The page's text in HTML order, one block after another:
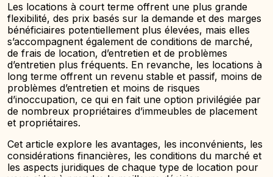
Les locations à court terme offrent une plus grande
flexibilité, des prix basés sur la demande et des marges
bénéficiaires potentiellement plus élevées, mais elles
s’accompagnent également de conditions de marché,
de frais de location, d’entretien et de problèmes
d’entretien plus fréquents. En revanche, les locations à
long terme offrent un revenu stable et passif, moins de
problèmes d’entretien et moins de risques
d’inoccupation, ce qui en fait une option privilégiée par
de nombreux propriétaires d’immeubles de placement
et propriétaires.
Cet article explore les avantages, les inconvénients, les
considérations financières, les conditions du marché et
les aspects juridiques de chaque type de location pour